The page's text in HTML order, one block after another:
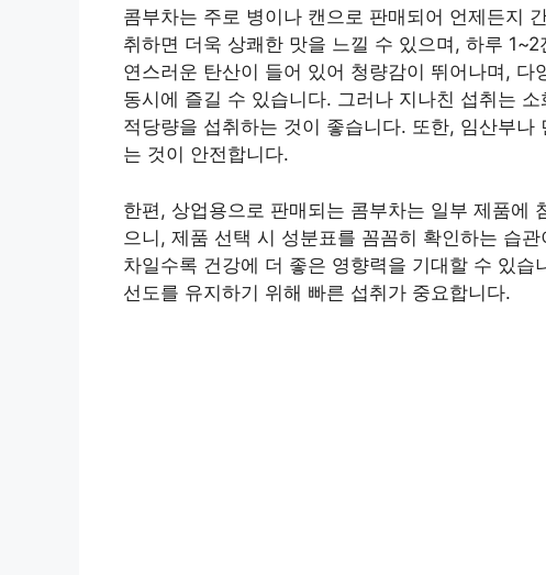
콤부차는 주로 병이나 캔으로 판매되어 언제든지
취하면 더욱 상쾌한 맛을 느낄 수 있으며, 하루
연스러운 탄산이 들어 있어 청량감이 뛰어나며,
동시에 즐길 수 있습니다. 그러나 지나친 섭취는
적당량을 섭취하는 것이 좋습니다. 또한, 임산부
는 것이 안전합니다.
한편, 상업용으로 판매되는 콤부차는 일부 제품에
으니, 제품 선택 시 성분표를 꼼꼼히 확인하는 습
차일수록 건강에 더 좋은 영향력을 기대할 수 있
선도를 유지하기 위해 빠른 섭취가 중요합니다.